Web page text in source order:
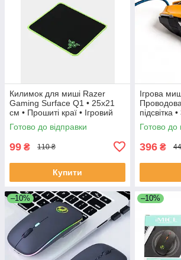
Килимок для миші Razer
Gaming Surface Q1 • 25x21
см • Прошиті краї • Ігровий
антистатик
Готово до відправки
99 ₴ 110 ₴
Купити
Ігрова
підсвітка
Готово до
396 ₴
–10% –10%